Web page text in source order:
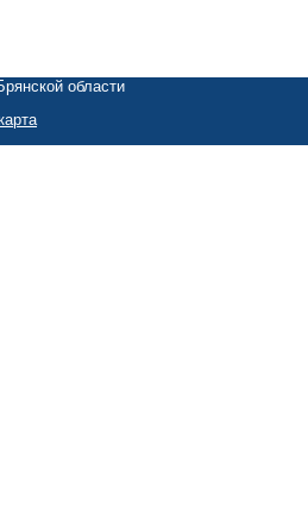
области